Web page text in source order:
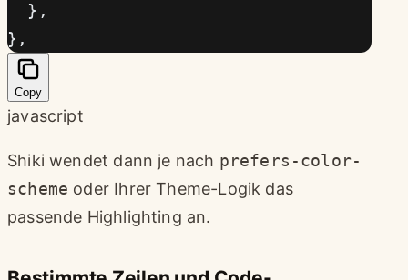
  },
},
Copy
javascript
Shiki wendet dann je nach prefers-color-
scheme oder Ihrer Theme-Logik das
passende Highlighting an.